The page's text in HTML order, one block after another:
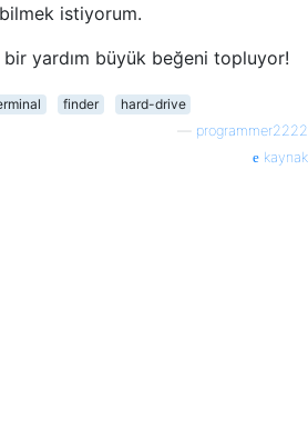
istiyorum.
bir yardım büyük beğeni topluyor!
finder
hard-drive
programmer2222
kaynak